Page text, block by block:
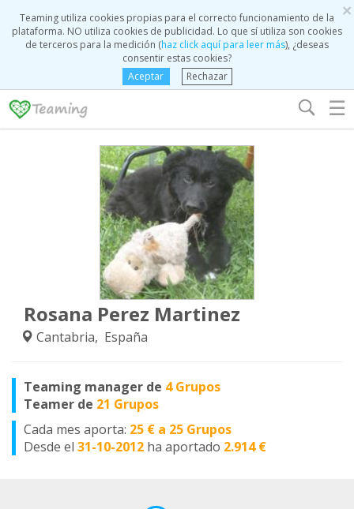
×
Teaming utiliza cookies propias para el correcto funcionamiento de la
plataforma. NO utiliza cookies de publicidad. Lo que sí utiliza son cookies
de terceros para la medición (haz click aquí para leer más), ¿deseas
consentir estas cookies?
Aceptar
Rechazar
☰
Rosana Perez Martinez
Cantabria, España
Teaming manager de 4 Grupos
Teamer de 21 Grupos
Cada mes aporta: 25 € a 25 Grupos
Desde el 31-10-2012 ha aportado 2.914 €